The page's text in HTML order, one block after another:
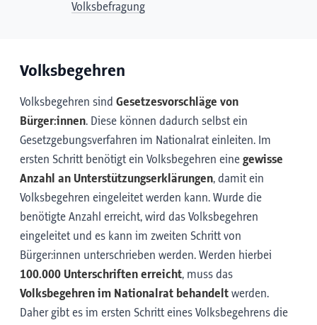
Volksbefragung
Volksbegehren
Volksbegehren sind Gesetzesvorschläge von
Bürger:innen. Diese können dadurch selbst ein
Gesetzgebungsverfahren im Nationalrat einleiten. Im
ersten Schritt benötigt ein Volksbegehren eine gewisse
Anzahl an Unterstützungserklärungen, damit ein
Volksbegehren eingeleitet werden kann. Wurde die
benötigte Anzahl erreicht, wird das Volksbegehren
eingeleitet und es kann im zweiten Schritt von
Bürger:innen unterschrieben werden. Werden hierbei
100.000 Unterschriften erreicht, muss das
Volksbegehren im Nationalrat behandelt werden.
Daher gibt es im ersten Schritt eines Volksbegehrens die